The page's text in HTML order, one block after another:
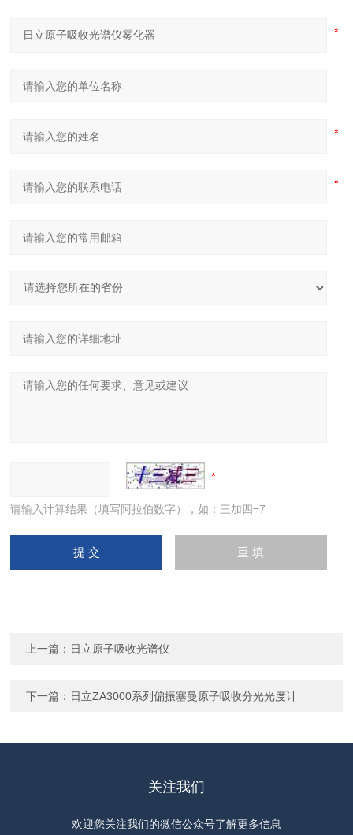
请输入计算结果（填写阿拉伯数字），如：三加四=7
上一篇： 日立原子吸收光谱仪
下一篇： 日立ZA3000系列偏振塞曼原子吸收分光光度计
关注我们
欢迎您关注我们的微信公众号了解更多信息